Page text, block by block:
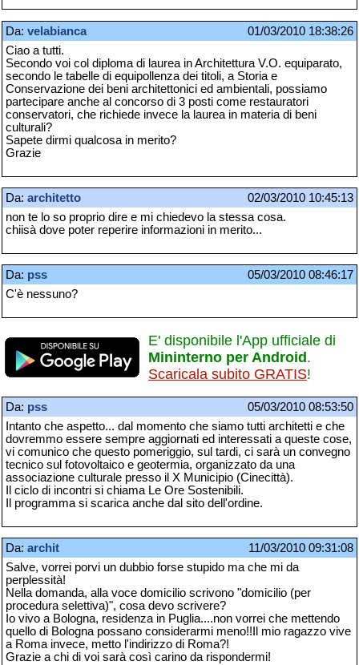
Da: velabianca
01/03/2010 18:38:26
Ciao a tutti.
Secondo voi col diploma di laurea in Architettura V.O. equiparato,
secondo le tabelle di equipollenza dei titoli, a Storia e
Conservazione dei beni architettonici ed ambientali, possiamo
partecipare anche al concorso di 3 posti come restauratori
conservatori, che richiede invece la laurea in materia di beni
culturali?
Sapete dirmi qualcosa in merito?
Grazie
Da: architetto
02/03/2010 10:45:13
non te lo so proprio dire e mi chiedevo la stessa cosa.
chiisà dove poter reperire informazioni in merito...
Da: pss
05/03/2010 08:46:17
C'è nessuno?
E' disponibile l'App ufficiale di
Mininterno per Android.
Scaricala subito GRATIS!
Da: pss
05/03/2010 08:53:50
Intanto che aspetto... dal momento che siamo tutti architetti e che
dovremmo essere sempre aggiornati ed interessati a queste cose,
vi comunico che questo pomeriggio, sul tardi, ci sarà un convegno
tecnico sul fotovoltaico e geotermia, organizzato da una
associazione culturale presso il X Municipio (Cinecittà).
Il ciclo di incontri si chiama Le Ore Sostenibili.
Il programma si scarica anche dal sito dell'ordine.
Da: archit
11/03/2010 09:31:08
Salve, vorrei porvi un dubbio forse stupido ma che mi da
perplessità!
Nella domanda, alla voce domicilio scrivono "domicilio (per
procedura selettiva)", cosa devo scrivere?
Io vivo a Bologna, residenza in Puglia....non vorrei che mettendo
quello di Bologna possano considerarmi meno!!Il mio ragazzo vive
a Roma invece, metto l'indirizzo di Roma?!
Grazie a chi di voi sarà così carino da rispondermi!